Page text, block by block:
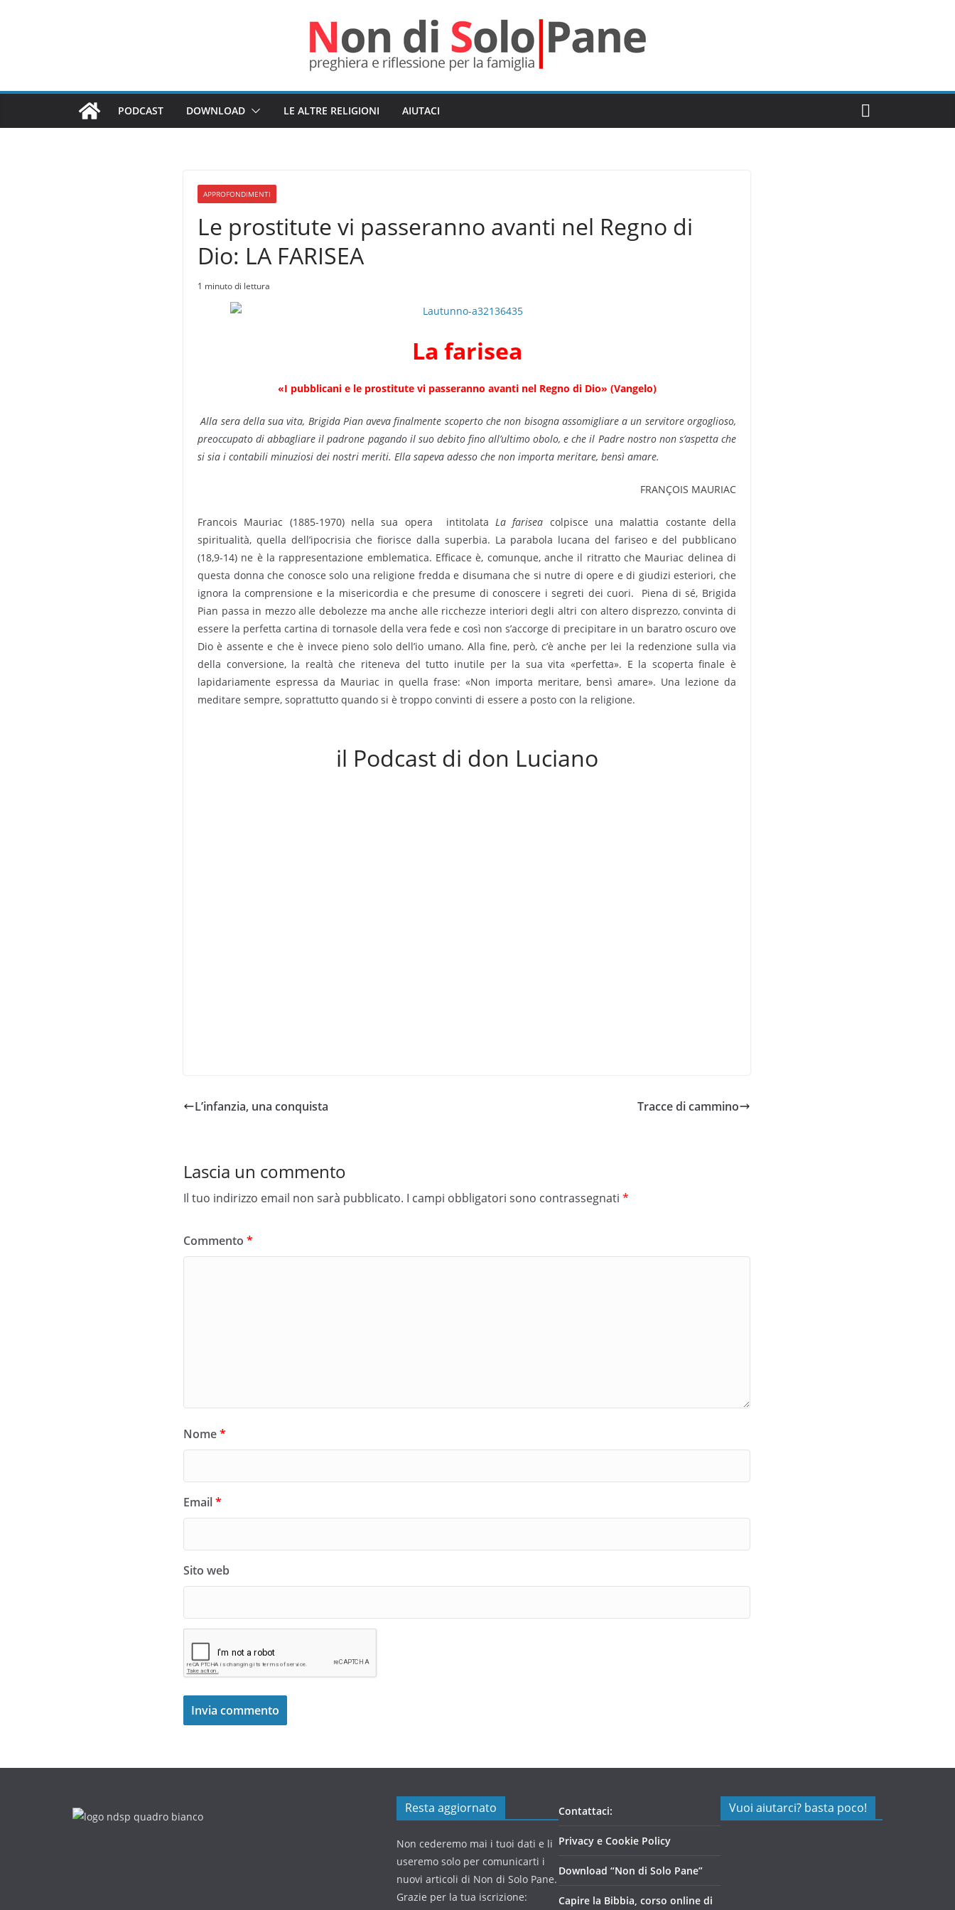
PODCAST DOWNLOAD LE ALTRE RELIGIONI AIUTACI
APPROFONDIMENTI
Le prostitute vi passeranno avanti nel Regno di
Dio: LA FARISEA
1 minuto di lettura
La farisea
«I pubblicani e le prostitute vi passeranno avanti nel Regno di Dio» (Vangelo)
Alla sera della sua vita, Brigida Pian aveva finalmente scoperto che non bi­sogna assomigliare a un servitore orgoglioso,
preoccupato di abbagliare il padrone pagando il suo debito fino all’ultimo obolo, e che il Padre nostro non s’aspetta che
si sia i contabili minuziosi dei nostri meriti. Ella sapeva adesso che non importa meritare, bensì amare.
FRANÇOIS MAURIAC
Francois Mauriac (1885-1970) nella sua opera intitolata La farisea colpisce una malattia costante della
spiritualità, quella dell’ipocrisia che fiorisce dalla superbia. La parabola lucana del fariseo e del pubblicano
(18,9-14) ne è la rappresentazione emblematica. Efficace è, comunque, anche il ritratto che Mauriac delinea di
questa donna che conosce solo una religione fredda e disumana che si nutre di opere e di giudizi esteriori, che
ignora la comprensione e la misericordia e che presume di conoscere i segreti dei cuori. Piena di sé, Brigida
Pian passa in mezzo alle debolezze ma anche alle ricchezze interiori degli altri con altero disprezzo, convinta di
essere la perfetta cartina di tornasole della vera fede e così non s’accorge di precipitare in un baratro oscuro ove
Dio è assente e che è in­vece pieno solo dell’io umano. Alla fine, però, c’è anche per lei la redenzione sulla via
della conversione, la realtà che riteneva del tutto inutile per la sua vita «perfetta». E la scoperta finale è
lapidariamen­te espressa da Mauriac in quella frase: «Non importa meritare, bensì amare». Una lezione da
meditare sempre, soprattutto quando si è troppo convinti di essere a posto con la religione.
il Podcast di don Luciano
L’infanzia, una conquista Tracce di cammino
Lascia un commento
Il tuo indirizzo email non sarà pubblicato. I campi obbligatori sono contrassegnati *
Commento *
Nome*
Email*
Sito web
Resta aggiornato
Non cederemo mai i tuoi dati e li
useremo solo per comunicarti i
nuovi articoli di Non di Solo Pane.
Grazie per la tua iscrizione:
Contattaci:
Privacy e Cookie Policy
Download “Non di Solo Pane”
Capire la Bibbia, corso online di
Vuoi aiutarci? basta poco!